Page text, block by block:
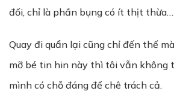
đối, chỉ là phần bụng có ít thịt thừa…
Quay đi quẩn lại cũng chỉ đến thế
mỡ bé tin hin này thì tôi vẫn không
mình có chỗ đáng để chê trách cả.